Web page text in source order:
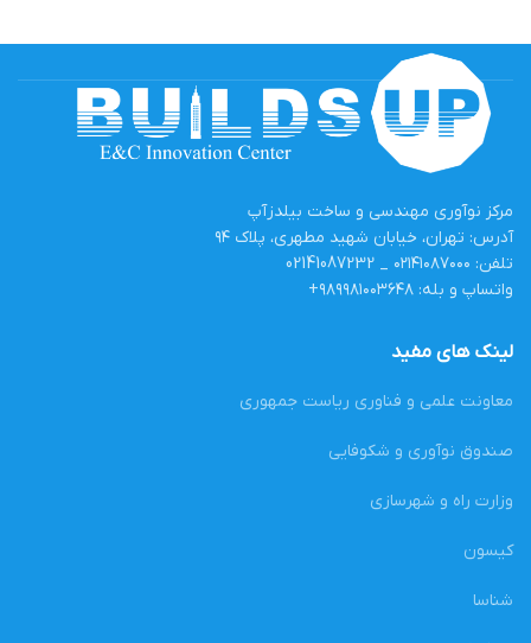
مرکز نوآوری مهندسی و ساخت بیلدزآپ
آدرس: تهران، خیابان شهید مطهری، پلاک ۹۴
تلفن: ۰۲۱۴۱۰۸۷۰۰۰ _ 02141087232
واتساپ و بله: ۹۸۹۹۸۱۰۰۳۶۴۸+
لینک های مفید
معاونت علمی و فناوری ریاست جمهوری
صندوق نوآوری و شکوفایی
وزارت راه و شهرسازی
کیسون
شناسا